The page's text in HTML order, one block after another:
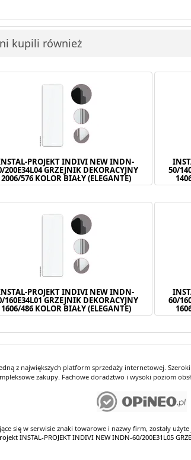
kupili również
PROJEKT INDIVI NEW INDN-
200E34L04 GRZEJNIK DEKORACYJNY
2006/576 KOLOR BIAŁY (ELEGANTE)
50/
PROJEKT INDIVI NEW INDN-
160E34L01 GRZEJNIK DEKORACYJNY
1606/486 KOLOR BIAŁY (ELEGANTE)
60/
z największych platform sprzedaży internetowej.
zakupy. Fachowe doradztwo i wysoki poziom
się w serwisie znaki towarowe i nazwy firm, zostały
INSTAL-PROJEKT INDIVI NEW INDN-60/200E31L05